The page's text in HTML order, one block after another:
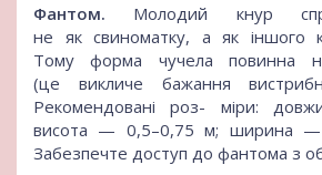
Фантом. Молодий кнур
не як свиноматку, а як іншого
Тому форма чучела повинна
(це викличе бажання
Рекомендовані роз- міри:
висота — 0,5–0,75 м; ширина
Забезпечте доступ до фантома з